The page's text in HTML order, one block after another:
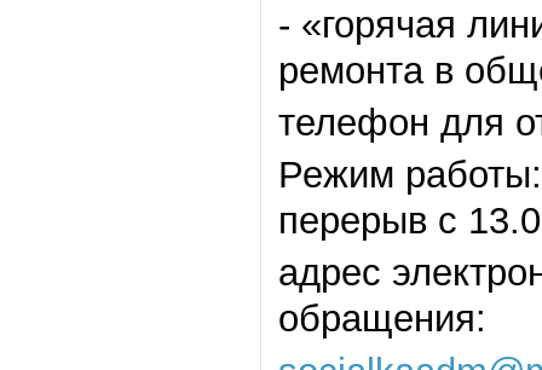
- «горячая
ремонта в
телефон для
Режим
перерыв с
адрес
обращения: